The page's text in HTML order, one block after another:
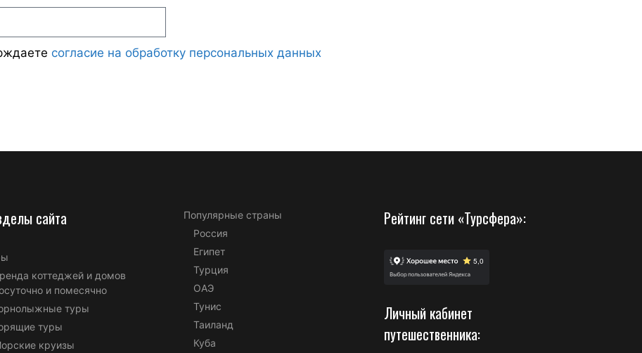
согласие на обработку персональных данных
сайта
коттеджей и домов
и помесячно
туры
туры
круизы
Популярные страны
Россия
Египет
Турция
ОАЭ
Тунис
Таиланд
Куба
Рейтинг сети «Турсфера»:
Личный кабинет
путешественника: